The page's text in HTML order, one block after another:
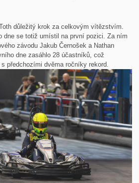
důležitý krok za celkovým vítězstvím.
dne se totiž umístil na první pozici. Za ním
závodu Jakub Černošek a Nathan
dne zasáhlo 28 účastníků, což
předchozími dvěma ročníky rekord.